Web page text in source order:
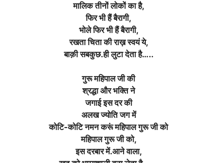
मालिक तीनों लोकों का है,
फिर भी हैं बैरागी,
भोले फिर भी हैं बैरागी,
रखता चिता की राख़ स्वयं ये,
बाक़ी सबकुछ.ही लुटा देता है…..
गुरू महिपाल जी की
श्रद्धा और भक्ति ने
जगाई इस दर की
अलख ज्योति जग में
कोटि-कोटि नमन करूं महिपाल गुरू जी को
महिपाल गुरू जी को,
इस दरबार में.आने वाला,